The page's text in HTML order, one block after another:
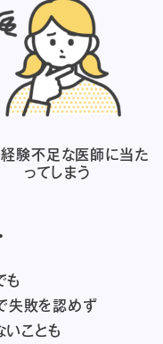
経験不足な医師に当た
ってしまう
も
失敗を認めず
いことも